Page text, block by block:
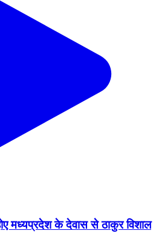
मध्यप्रदेश के देवास से ठाकुर विशाल